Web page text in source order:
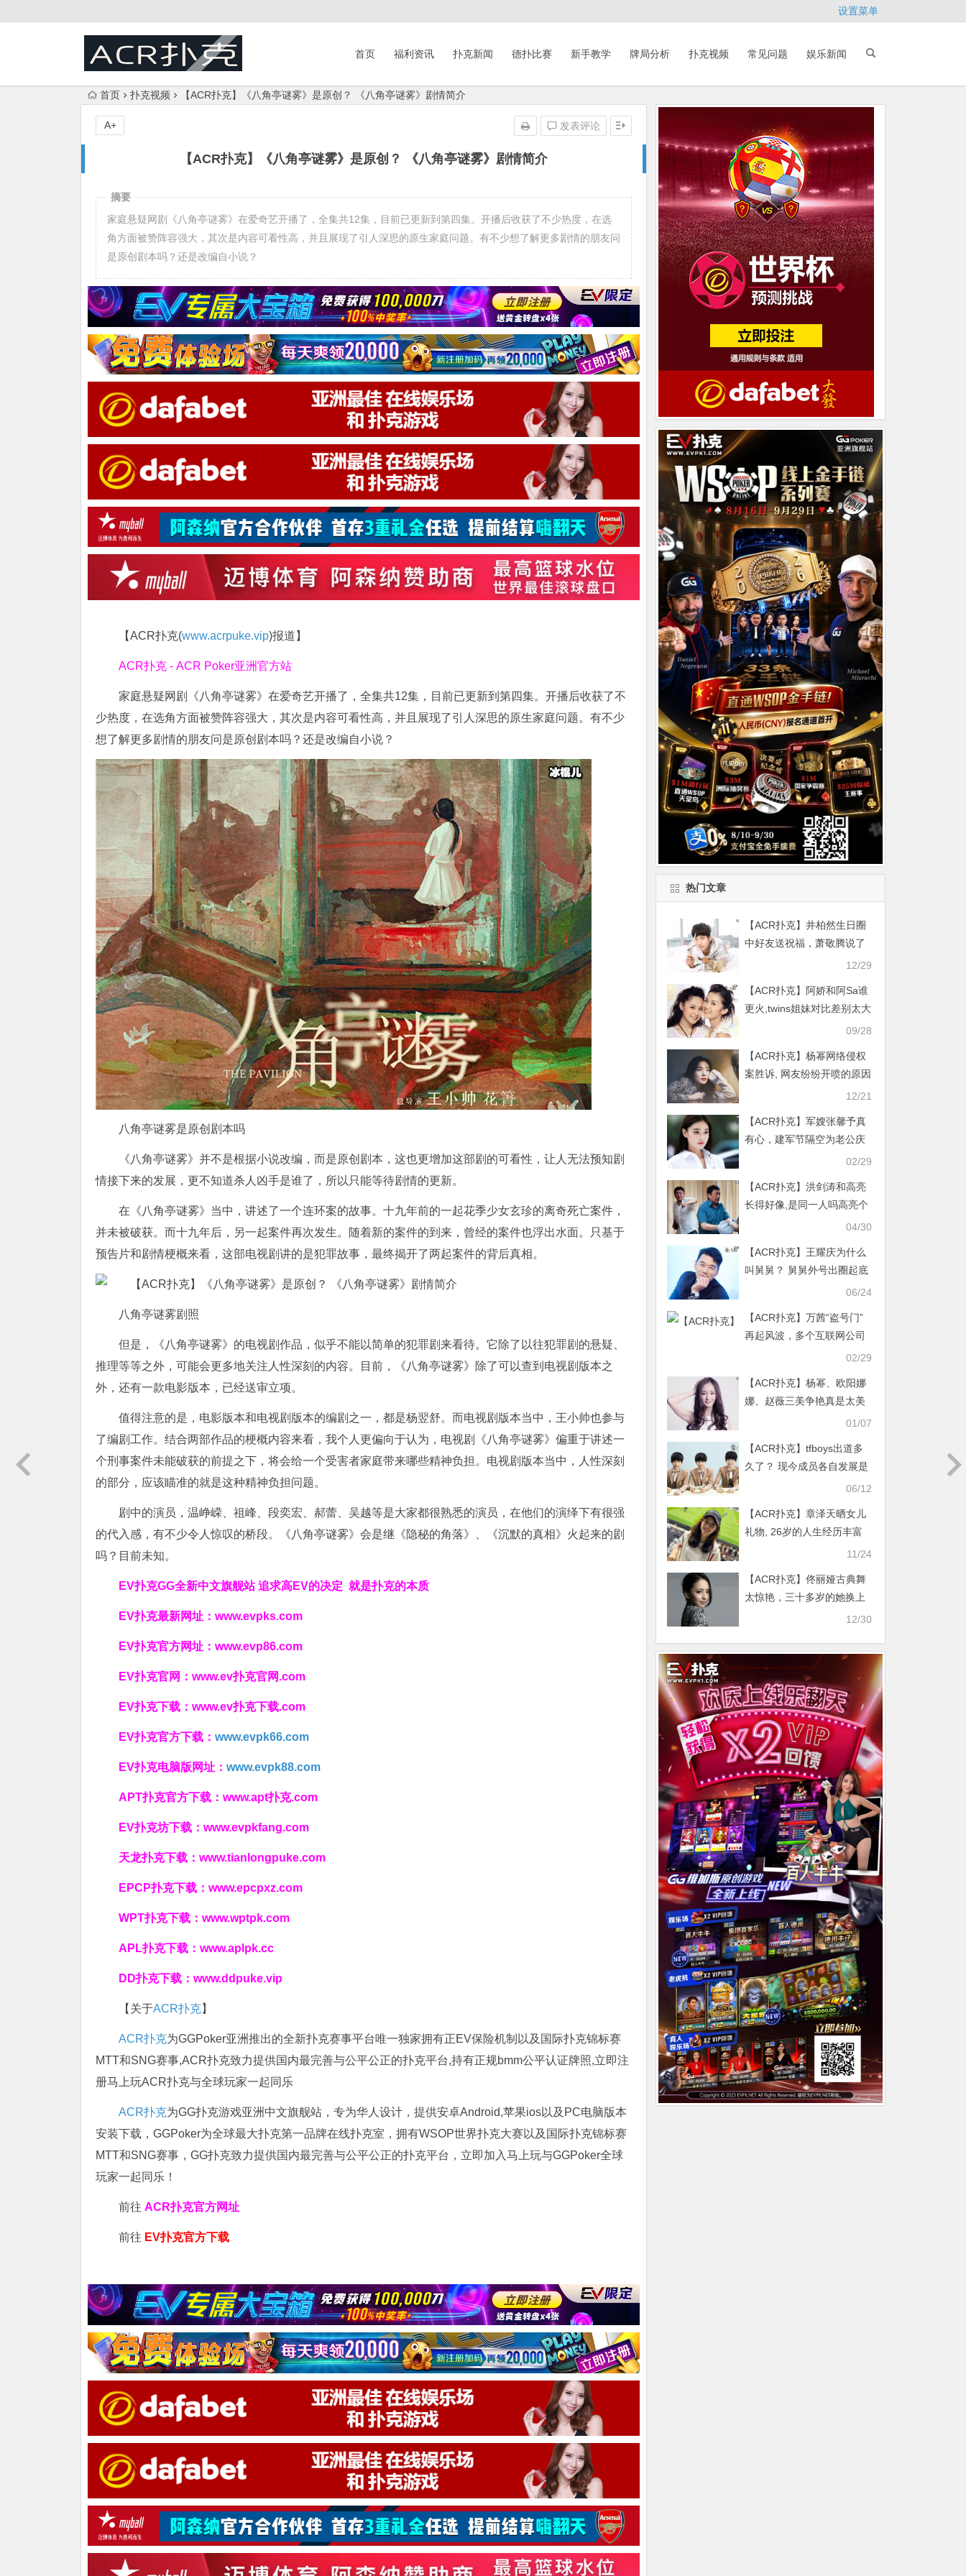
设置菜单
首页 福利资讯 扑克新闻 德扑比赛 新手教学 牌局分析 扑克视频 常见问题 娱乐新闻
首页 扑克视频 【ACR扑克】《八角亭谜雾》是原创？ 《八角亭谜雾》剧情简介
【ACR扑克】《八角亭谜雾》是原创？ 《八角亭谜雾》剧情简介
发表评论
A+
摘要
家庭悬疑网剧《八角亭谜雾》在爱奇艺开播了，全集共12集，目前已更新到第四集。开播后收获了不少热度，在选
角方面被赞阵容强大，其次是内容可看性高，并且展现了引人深思的原生家庭问题。有不少想了解更多剧情的朋友问
是原创剧本吗？还是改编自小说？
【ACR扑克(www.acrpuke.vip)报道】
ACR扑克 - ACR Poker亚洲官方站
家庭悬疑网剧《八角亭谜雾》在爱奇艺开播了，全集共12集，目前已更新到第四集。开播后收获了不
少热度，在选角方面被赞阵容强大，其次是内容可看性高，并且展现了引人深思的原生家庭问题。有不少
想了解更多剧情的朋友问是原创剧本吗？还是改编自小说？
八角亭谜雾是原创剧本吗
《八角亭谜雾》并不是根据小说改编，而是原创剧本，这也更增加这部剧的可看性，让人无法预知剧
情接下来的发展，更不知道杀人凶手是谁了，所以只能等待剧情的更新。
在《八角亭谜雾》当中，讲述了一个连环案的故事。十九年前的一起花季少女玄珍的离奇死亡案件，
并未被破获。而十九年后，另一起案件再次发生。随着新的案件的到来，曾经的案件也浮出水面。只基于
预告片和剧情梗概来看，这部电视剧讲的是犯罪故事，最终揭开了两起案件的背后真相。
八角亭谜雾剧照
但是，《八角亭谜雾》的电视剧作品，似乎不能以简单的犯罪剧来看待。它除了以往犯罪剧的悬疑、
推理等等之外，可能会更多地关注人性深刻的内容。目前，《八角亭谜雾》除了可以查到电视剧版本之
外，还有一款电影版本，已经送审立项。
值得注意的是，电影版本和电视剧版本的编剧之一，都是杨翌舒。而电视剧版本当中，王小帅也参与
了编剧工作。结合两部作品的梗概内容来看，我个人更偏向于认为，电视剧《八角亭谜雾》偏重于讲述一
个刑事案件未能破获的前提之下，将会给一个受害者家庭带来哪些精神负担。电视剧版本当中，人性深刻
的部分，应该瞄准的就是这种精神负担问题。
剧中的演员，温峥嵘、祖峰、段奕宏、郝蕾、吴越等是大家都很熟悉的演员，在他们的演绎下有很强
的代入感，有不少令人惊叹的桥段。《八角亭谜雾》会是继《隐秘的角落》、《沉默的真相》火起来的剧
吗？目前未知。
EV扑克GG全新中文旗舰站追求高EV的决定 就是扑克的本质
EV扑克最新网址： www.evpks.com
EV扑克官方网址： www.evp86.com
EV扑克官网： www.ev扑克官网.com
EV扑克下载： www.ev扑克下载.com
EV扑克官方下载： www.evpk66.com
EV扑克电脑版网址： www.evpk88.com
APT扑克官方下载： www.apt扑克.com
EV扑克坊下载： www.evpkfang.com
天龙扑克下载： www.tianlongpuke.com
EPCP扑克下载： www.epcpxz.com
WPT扑克下载： www.wptpk.com
APL扑克下载： www.aplpk.cc
DD扑克下载： www.ddpuke.vip
【关于ACR扑克】
ACR扑克为GGPoker亚洲推出的全新扑克赛事平台唯一独家拥有正EV保险机制以及国际扑克锦标赛
MTT和SNG赛事,ACR扑克致力提供国内最完善与公平公正的扑克平台,持有正规bmm公平认证牌照,立即注
册马上玩ACR扑克与全球玩家一起同乐
ACR扑克为GG扑克游戏亚洲中文旗舰站，专为华人设计，提供安卓Android,苹果ios以及PC电脑版本
安装下载，GGPoker为全球最大扑克第一品牌在线扑克室，拥有WSOP世界扑克大赛以及国际扑克锦标赛
MTT和SNG赛事，GG扑克致力提供国内最完善与公平公正的扑克平台，立即加入马上玩与GGPoker全球
玩家一起同乐！
前往 ACR扑克官方网址
前往 EV扑克官方下载
热门文章
【ACR扑克】井柏然生日圈
中好友送祝福，萧敬腾说了
12/29
【ACR扑克】阿娇和阿Sa谁
更火,twins姐妹对比差别太大
09/28
【ACR扑克】杨幂网络侵权
案胜诉, 网友纷纷开喷的原因
12/21
【ACR扑克】军嫂张馨予真
有心，建军节隔空为老公庆
生同时官宣军旅题材新剧02/29
【ACR扑克】洪剑涛和高亮
长得好像,是同一人吗高亮个
04/30
【ACR扑克】王耀庆为什么
叫舅舅？ 舅舅外号出圈起底
06/24
【ACR扑克】万茜“盗号门”
再起风波，多个互联网公司
02/29
【ACR扑克】杨幂、欧阳娜
娜、赵薇三美争艳真是太美
01/07
【ACR扑克】tfboys出道多
久了？ 现今成员各自发展是
06/12
【ACR扑克】章泽天晒女儿
礼物, 26岁的人生经历丰富
11/24
【ACR扑克】佟丽娅古典舞
太惊艳，三十多岁的她换上
12/30